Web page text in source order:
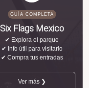
GUÍA COMPLETA
Six Flags Mexico
✔ Explora el parque
✔ Info útil para visitarlo
✔ Compra tus entradas
Ver más ❯